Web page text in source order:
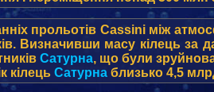
прольотів Cassini між
Визначивши масу кілець за
Сатурна, що були
кілець Сатурнаблизько 4,5